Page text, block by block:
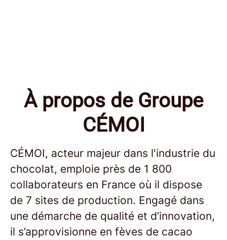
À propos de Groupe
CÉMOI
CÉMOI, acteur majeur dans l'industrie du
chocolat, emploie près de 1 800
collaborateurs en France où il dispose
de 7 sites de production. Engagé dans
une démarche de qualité et d’innovation,
il s’approvisionne en fèves de cacao